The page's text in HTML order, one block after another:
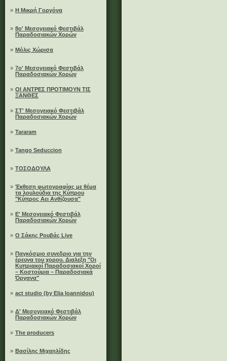
» Η Μικρή Γοργόνα
» 8ο' Μεσογειακό Φεστιβάλ
Παραδοσιακών Χορών
» Μόλις Χώρισα
» 7ο' Μεσογειακό Φεστιβάλ
Παραδοσιακών Χορών
» ΟΙ ΑΝΤΡΕΣ ΠΡΟΤΙΜΟΥΝ ΤΙΣ
ΞΑΝΘΕΣ
» ΣΤ' Μεσογειακό Φεστιβάλ
Παραδοσιακών Χορών
» Tararam
» Tango Seduccion
» ΤΟΣΟΔΟΥΛΑ
» Έκθεση φωτογραφίας με θέμα
τα λουλούδια της Κύπρου
"Κύπρος Αει Ανθίζουσα"
» Ε' Μεσογειακό Φεστιβάλ
Παραδοσιακών Χορών
» Ο Σάκης Ρουβάς Live
» Παγκόσμιο συνεδριο για την
έρευνα του χορου. Διαλεξη "Οι
Κυπριακοί Παραδοσιακοί Χοροί
– Κοστούμια – Παραδοσιακά
Όργανα"
» act studio (by Elia Ioannidou)
» Δ' Μεσογειακό Φεστιβάλ
Παραδοσιακών Χορών
» The producers
» Βασίλης Μιχαηλίδης